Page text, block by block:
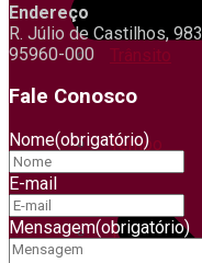
Trânsito
Tempo
Turismo
Endereço
R. Júlio de Castilhos,
95960-000
Fale Conosco
Nome(obrigatório)
E-mail
Mensagem(obrigatório)